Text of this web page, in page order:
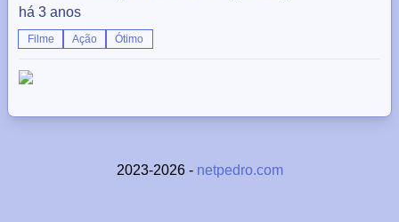
há 3 anos
Filme Ação Ótimo
2023-2026 - netpedro.com